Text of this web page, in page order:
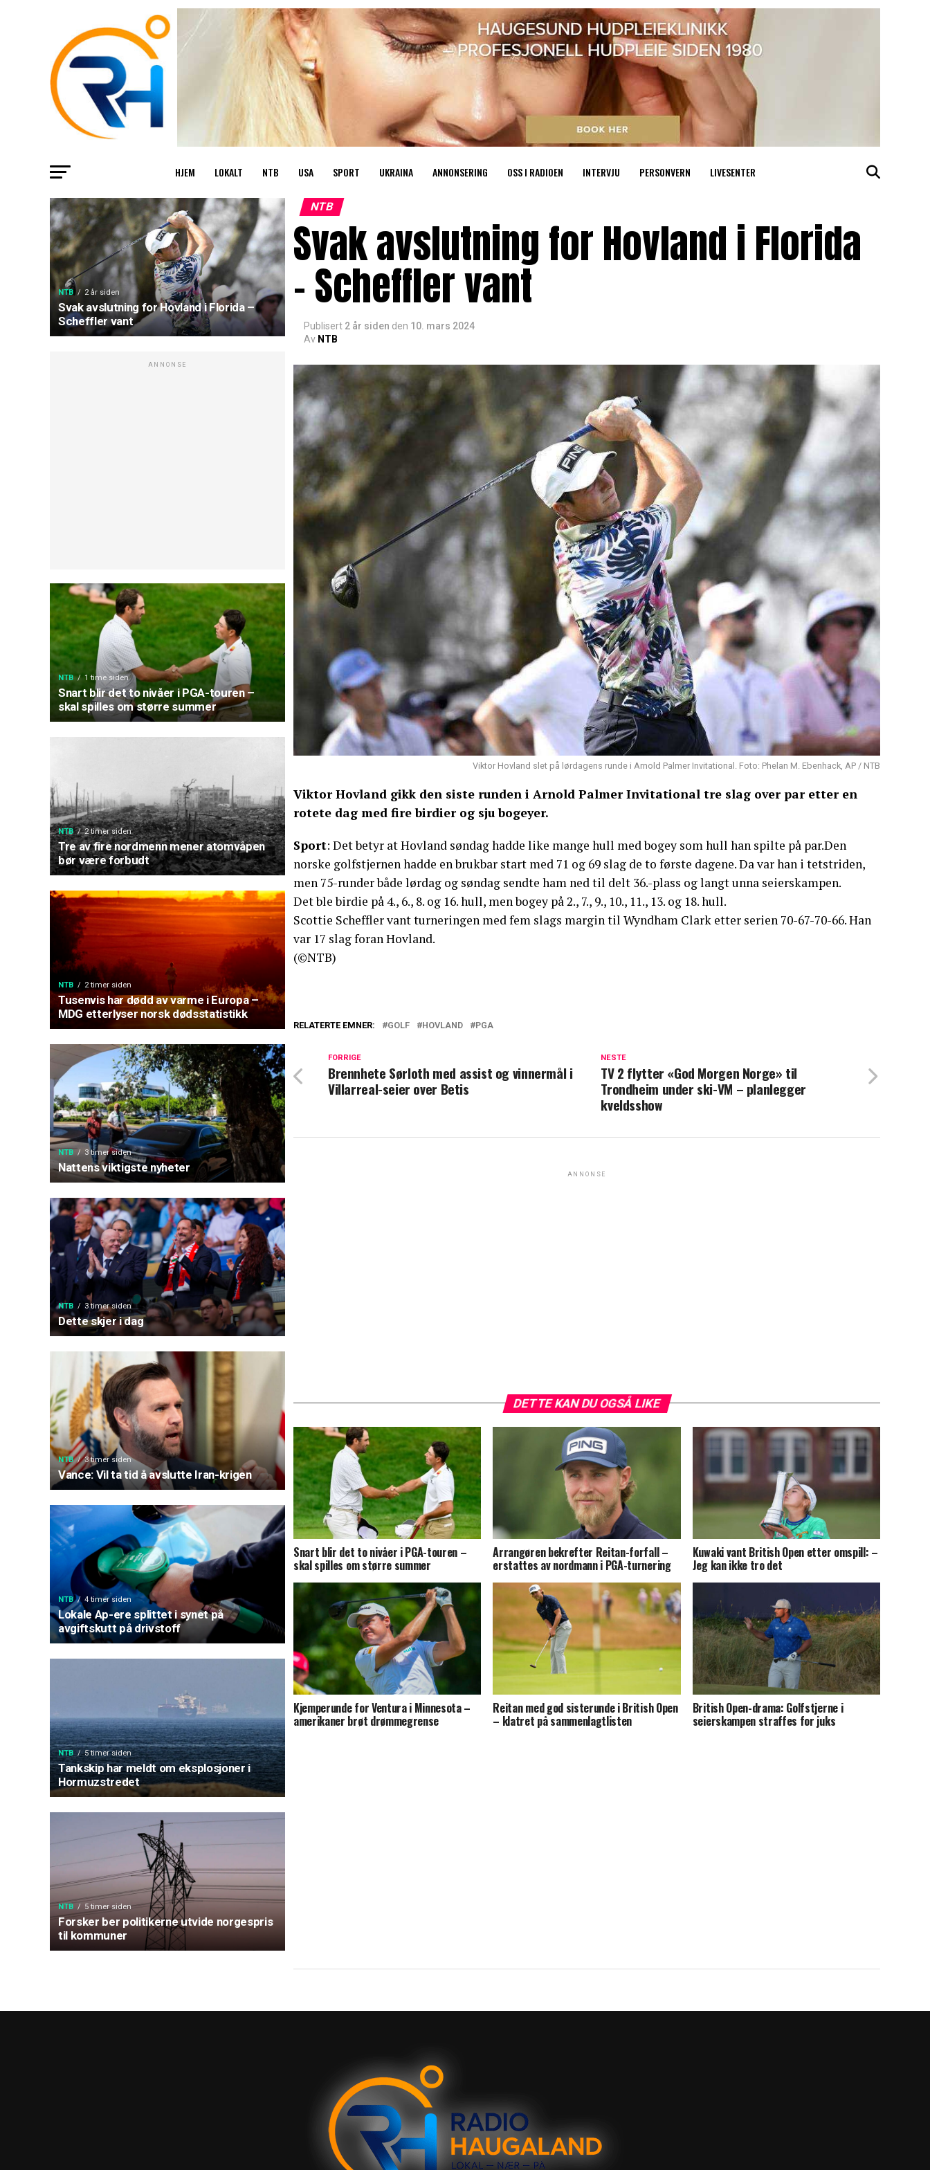
HJEM LOKALT NTB USA SPORT UKRAINA ANNONSERING OSS I RADIOEN INTERVJU PERSONVERN LIVESENTER
NTB 2 år siden
Svak avslutning for Hovland i Florida –
Scheffler vant
ANNONSE
NTB 1 time siden
Snart blir det to nivåer i PGA-touren –
skal spilles om større summer
NTB 2 timer siden
Tre av fire nordmenn mener atomvåpen
bør være forbudt
NTB 2 timer siden
Tusenvis har dødd av varme i Europa –
MDG etterlyser norsk dødsstatistikk
NTB 3 timer siden
Nattens viktigste nyheter
NTB 3 timer siden
Dette skjer i dag
NTB 3 timer siden
Vance: Vil ta tid å avslutte Iran-krigen
NTB 4 timer siden
Lokale Ap-ere splittet i synet på
avgiftskutt på drivstoff
NTB 5 timer siden
Tankskip har meldt om eksplosjoner i
Hormuzstredet
NTB 5 timer siden
Forsker ber politikerne utvide norgespris
til kommuner
NTB
Svak avslutning for Hovland i Florida
– Scheffler vant
Publisert 2 år siden den 10. mars 2024
Av NTB
Viktor Hovland slet på lørdagens runde i Arnold Palmer Invitational. Foto: Phelan M. Ebenhack, AP / NTB
Viktor Hovland gikk den siste runden i Arnold Palmer Invitational tre slag over par etter en
rotete dag med fire birdier og sju bogeyer.
Sport: Det betyr at Hovland søndag hadde like mange hull med bogey som hull han spilte på par.Den
norske golfstjernen hadde en brukbar start med 71 og 69 slag de to første dagene. Da var han i tetstriden,
men 75-runder både lørdag og søndag sendte ham ned til delt 36.-plass og langt unna seierskampen.
Det ble birdie på 4., 6., 8. og 16. hull, men bogey på 2., 7., 9., 10., 11., 13. og 18. hull.
Scottie Scheffler vant turneringen med fem slags margin til Wyndham Clark etter serien 70-67-70-66. Han
var 17 slag foran Hovland.
(©NTB)
RELATERTE EMNER: GOLF HOVLAND PGA
NESTE
TV 2 flytter «God Morgen Norge» til
Trondheim under ski-VM – planlegger
kveldsshow
FORRIGE
Brennhete Sørloth med assist og vinnermål i
Villarreal-seier over Betis
ANNONSE
DETTE KAN DU OGSÅ LIKE
Snart blir det to nivåer i PGA-touren –
skal spilles om større summer
Arrangøren bekrefter Reitan-forfall –
erstattes av nordmann i PGA-turnering
Kuwaki vant British Open etter omspill: –
Jeg kan ikke tro det
Kjemperunde for Ventura i Minnesota –
amerikaner brøt drømmegrense
Reitan med god sisterunde i British Open
– klatret på sammenlagtlisten
British Open-drama: Golfstjerne i
seierskampen straffes for juks